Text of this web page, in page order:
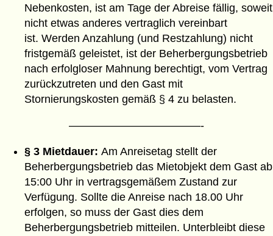
Nebenkosten, ist am Tage der Abreise fällig, soweit
nicht etwas anderes vertraglich vereinbart
ist. Werden Anzahlung (und Restzahlung) nicht
fristgemäß geleistet, ist der Beherbergungsbetrieb
nach erfolgloser Mahnung berechtigt, vom Vertrag
zurückzutreten und den Gast mit
Stornierungskosten gemäß § 4 zu belasten.
————————————-
§ 3 Mietdauer: Am Anreisetag stellt der
Beherbergungsbetrieb das Mietobjekt dem Gast ab
15:00 Uhr in vertragsgemäßem Zustand zur
Verfügung. Sollte die Anreise nach 18.00 Uhr
erfolgen, so muss der Gast dies dem
Beherbergungsbetrieb mitteilen. Unterbleibt diese